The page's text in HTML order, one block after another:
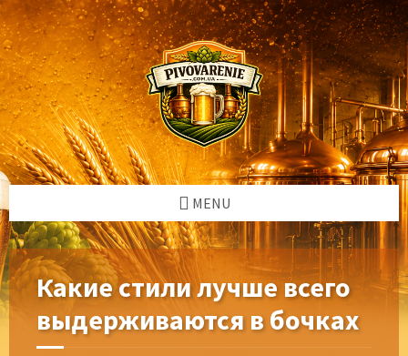
Skip
to
content
Skip
to
left
sidebar
Skip
to
right
sidebar
Skip
to
footer
MENU
Какие стили лучше всего
выдерживаются в бочках